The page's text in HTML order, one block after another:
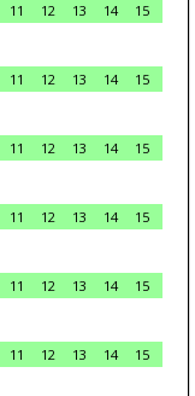
11 12 13 14
15
11 12 13 14
15
11 12 13 14
15
11 12 13 14
15
11 12 13 14
15
11 12 13 14
15